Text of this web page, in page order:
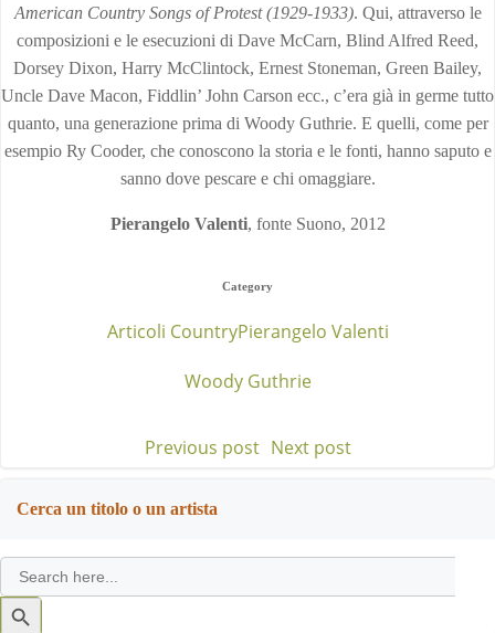
American Country Songs of Protest (1929-1933). Qui, attraverso le
composizioni e le esecuzioni di Dave McCarn, Blind Alfred Reed,
Dorsey Dixon, Harry McClintock, Ernest Stoneman, Green Bailey,
Uncle Dave Macon, Fiddlin’ John Carson ecc., c’era già in germe tutto
quanto, una generazione prima di Woody Guthrie. E quelli, come per
esempio Ry Cooder, che conoscono la storia e le fonti, hanno saputo e
sanno dove pescare e chi omaggiare.
Pierangelo Valenti, fonte Suono, 2012
Category
Articoli CountryPierangelo Valenti
Woody Guthrie
Post
navigation
Previous post Post
Next post
Cerca un titolo o un artista
Search
for:
Search
Button